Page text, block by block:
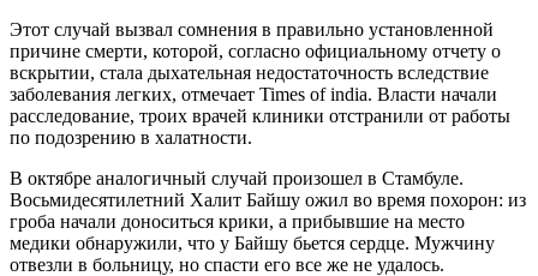
Этот случай вызвал сомнения в правильно установленной
причине смерти, которой, согласно официальному отчету о
вскрытии, стала дыхательная недостаточность вследствие
заболевания легких, отмечает Times of india. Власти начали
расследование, троих врачей клиники отстранили от работы
по подозрению в халатности.
В октябре аналогичный случай произошел в Стамбуле.
Восьмидесятилетний Халит Байшу ожил во время похорон: из
гроба начали доноситься крики, а прибывшие на место
медики обнаружили, что у Байшу бьется сердце. Мужчину
отвезли в больницу, но спасти его все же не удалось.